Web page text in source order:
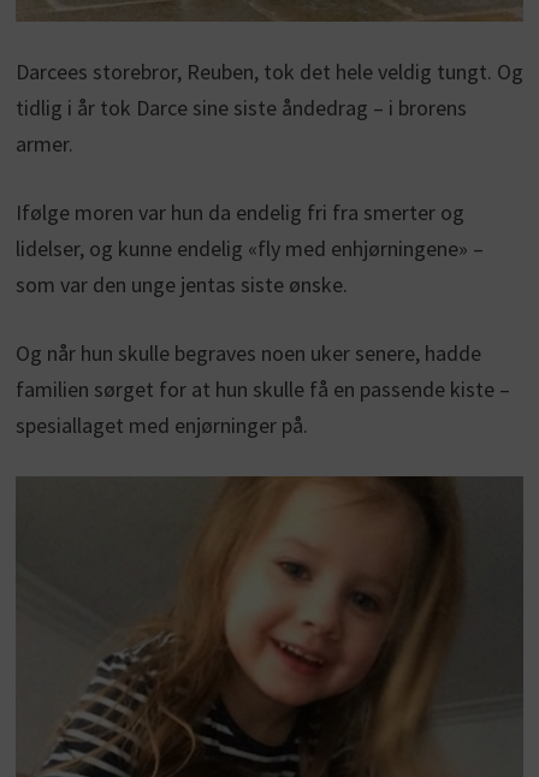
Darcees storebror, Reuben, tok det hele veldig tungt. Og
tidlig i år tok Darce sine siste åndedrag – i brorens
armer.
Ifølge moren var hun da endelig fri fra smerter og
lidelser, og kunne endelig «fly med enhjørningene» –
som var den unge jentas siste ønske.
Og når hun skulle begraves noen uker senere, hadde
familien sørget for at hun skulle få en passende kiste –
spesiallaget med enjørninger på.